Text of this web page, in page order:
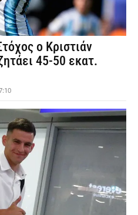
ο Κριστιάν
45-50 εκατ.